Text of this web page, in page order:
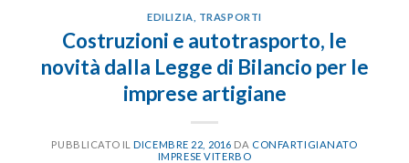
EDILIZIA TRASPORTI
Costruzioni e autotrasporto, le
novità dalla Legge di Bilancio per le
imprese artigiane
PUBBLICATO ILDICEMBRE 22, 2016 DA CONFARTIGIANATO
IMPRESE VITERBO